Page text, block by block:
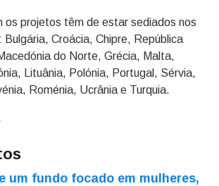
os projetos têm de estar sediados nos
Croácia, Chipre, República
do Norte, Grécia, Malta,
Lituânia, Polónia, Portugal, Sérvia,
Roménia, Ucrânia e Turquia.
um fundo focado em mulheres,